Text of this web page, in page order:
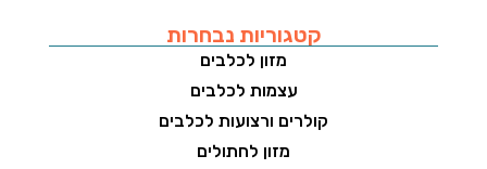
קטגוריות נבחרות
מזון לכלבים
עצמות לכלבים
קולרים ורצועות לכלבים
מזון לחתולים